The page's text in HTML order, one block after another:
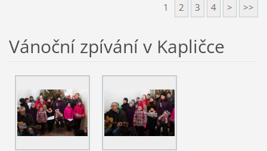
1 2 3 4 > >>
Vánoční zpívání v Kapličce